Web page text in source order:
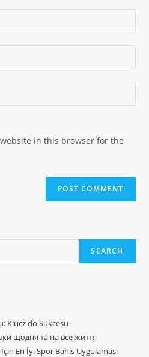
in this browser for the
SEARCH
Klucz do Sukcesu
щодня та на все життя
En İyi Spor Bahis Uygulaması